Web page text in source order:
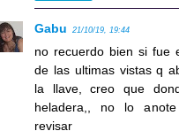
Gabu 21/10/19, 19:44
no recuerdo bien si fue
de las ultimas vistas q
la llave, creo que
heladera,, no lo
revisar